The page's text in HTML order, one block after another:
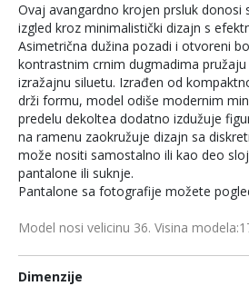
Ovaj avangardno krojen prsluk donosi
izgled kroz minimalistički dizajn s
Asimetrična dužina pozadi i otvoreni
kontrastnim crnim dugmadima
izražajnu siluetu. Izrađen od
drži formu, model odiše modernim
predelu dekoltea dodatno izdužuje
na ramenu zaokružuje dizajn sa
može nositi samostalno ili kao deo
pantalone ili suknje.
Pantalone sa fotografije možete
Model nosi velicinu 36. Visina
Dimenzije